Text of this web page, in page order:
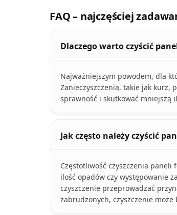
FAQ – najczęściej
Dlaczego warto czyścić
Najważniejszym powodem, dla
Zanieczyszczenia, takie jak kurz,
sprawność i skutkować mniejszą
Jak często należy czyścić
Częstotliwość czyszczenia
ilość opadów czy występowanie
czyszczenie przeprowadzać
zabrudzonych, czyszczenie